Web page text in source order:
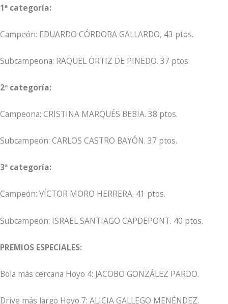
1ª categoría:
Campeón: EDUARDO CÓRDOBA GALLARDO, 43 ptos.
Subcampeona: RAQUEL ORTIZ DE PINEDO. 37 ptos.
2ª categoría:
Campeona: CRISTINA MARQUÉS BEBIA. 38 ptos.
Subcampeón: CARLOS CASTRO BAYÓN. 37 ptos.
3ª categoría:
Campeón: VÍCTOR MORO HERRERA. 41 ptos.
Subcampeón: ISRAEL SANTIAGO CAPDEPONT. 40 ptos.
PREMIOS ESPECIALES:
Bola más cercana Hoyo 4: JACOBO GONZÁLEZ PARDO.
Drive más largo Hoyo 7: ALICIA GALLEGO MENÉNDEZ.